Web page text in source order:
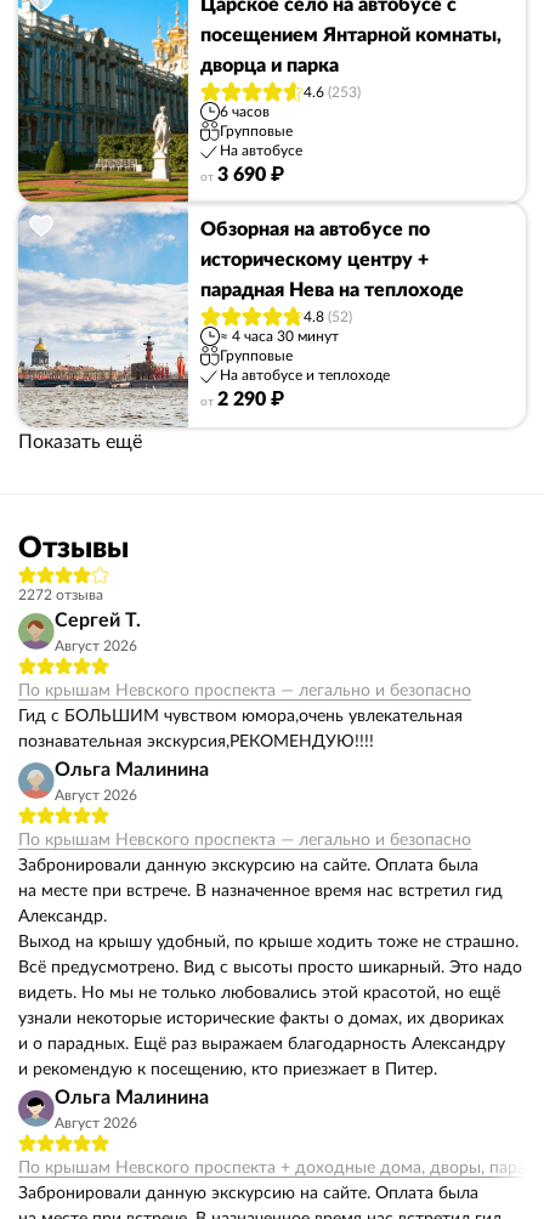
Царское село на автобусе с
посещением Янтарной комнаты,
дворца и парка
4.6 (253)
6 часов
Групповые
На автобусе
от 3 690 ₽
Обзорная на автобусе по
историческому центру +
парадная Нева на теплоходе
4.8 (52)
≈ 4 часа 30 минут
Групповые
На автобусе и теплоходе
от 2 290 ₽
Показать ещё
Отзывы
2272 отзыва
Сергей Т.
Август 2026
По крышам Невского проспекта — легально и безопасно
Гид с БОЛЬШИМ чувством юмора,очень увлекательная
познавательная экскурсия,РЕКОМЕНДУЮ!!!!
Ольга Малинина
Август 2026
По крышам Невского проспекта — легально и безопасно
Забронировали данную экскурсию на сайте. Оплата была
на месте при встрече. В назначенное время нас встретил гид
Александр.
Выход на крышу удобный, по крыше ходить тоже не страшно.
Всё предусмотрено. Вид с высоты просто шикарный. Это надо
видеть. Но мы не только любовались этой красотой, но ещё
узнали некоторые исторические факты о домах, их двориках
и о парадных. Ещё раз выражаем благодарность Александру
и рекомендую к посещению, кто приезжает в Питер.
Ольга Малинина
Август 2026
По крышам Невского проспекта + доходные дома, дворы,
Забронировали данную экскурсию на сайте. Оплата была